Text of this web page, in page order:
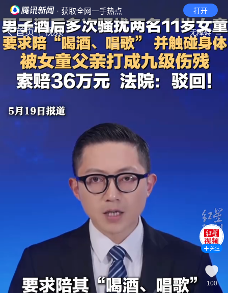
· 获取全网一手热点 打开
首页 视频 无障碍
关注
100